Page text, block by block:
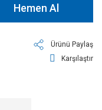
Hemen Al
Ürünü Paylaş
Karşılaştır